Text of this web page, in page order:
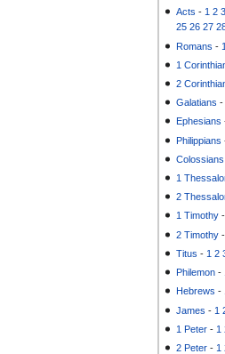
Acts -1 2
25 26 27
Romans -
1
2
Galatians
Ephesians
Philippians
Colossians
1
2
1 Timothy
2 Timothy
Titus - 1 2
Philemon -
Hebrews -
James - 1
1 Peter - 1
2 Peter - 1